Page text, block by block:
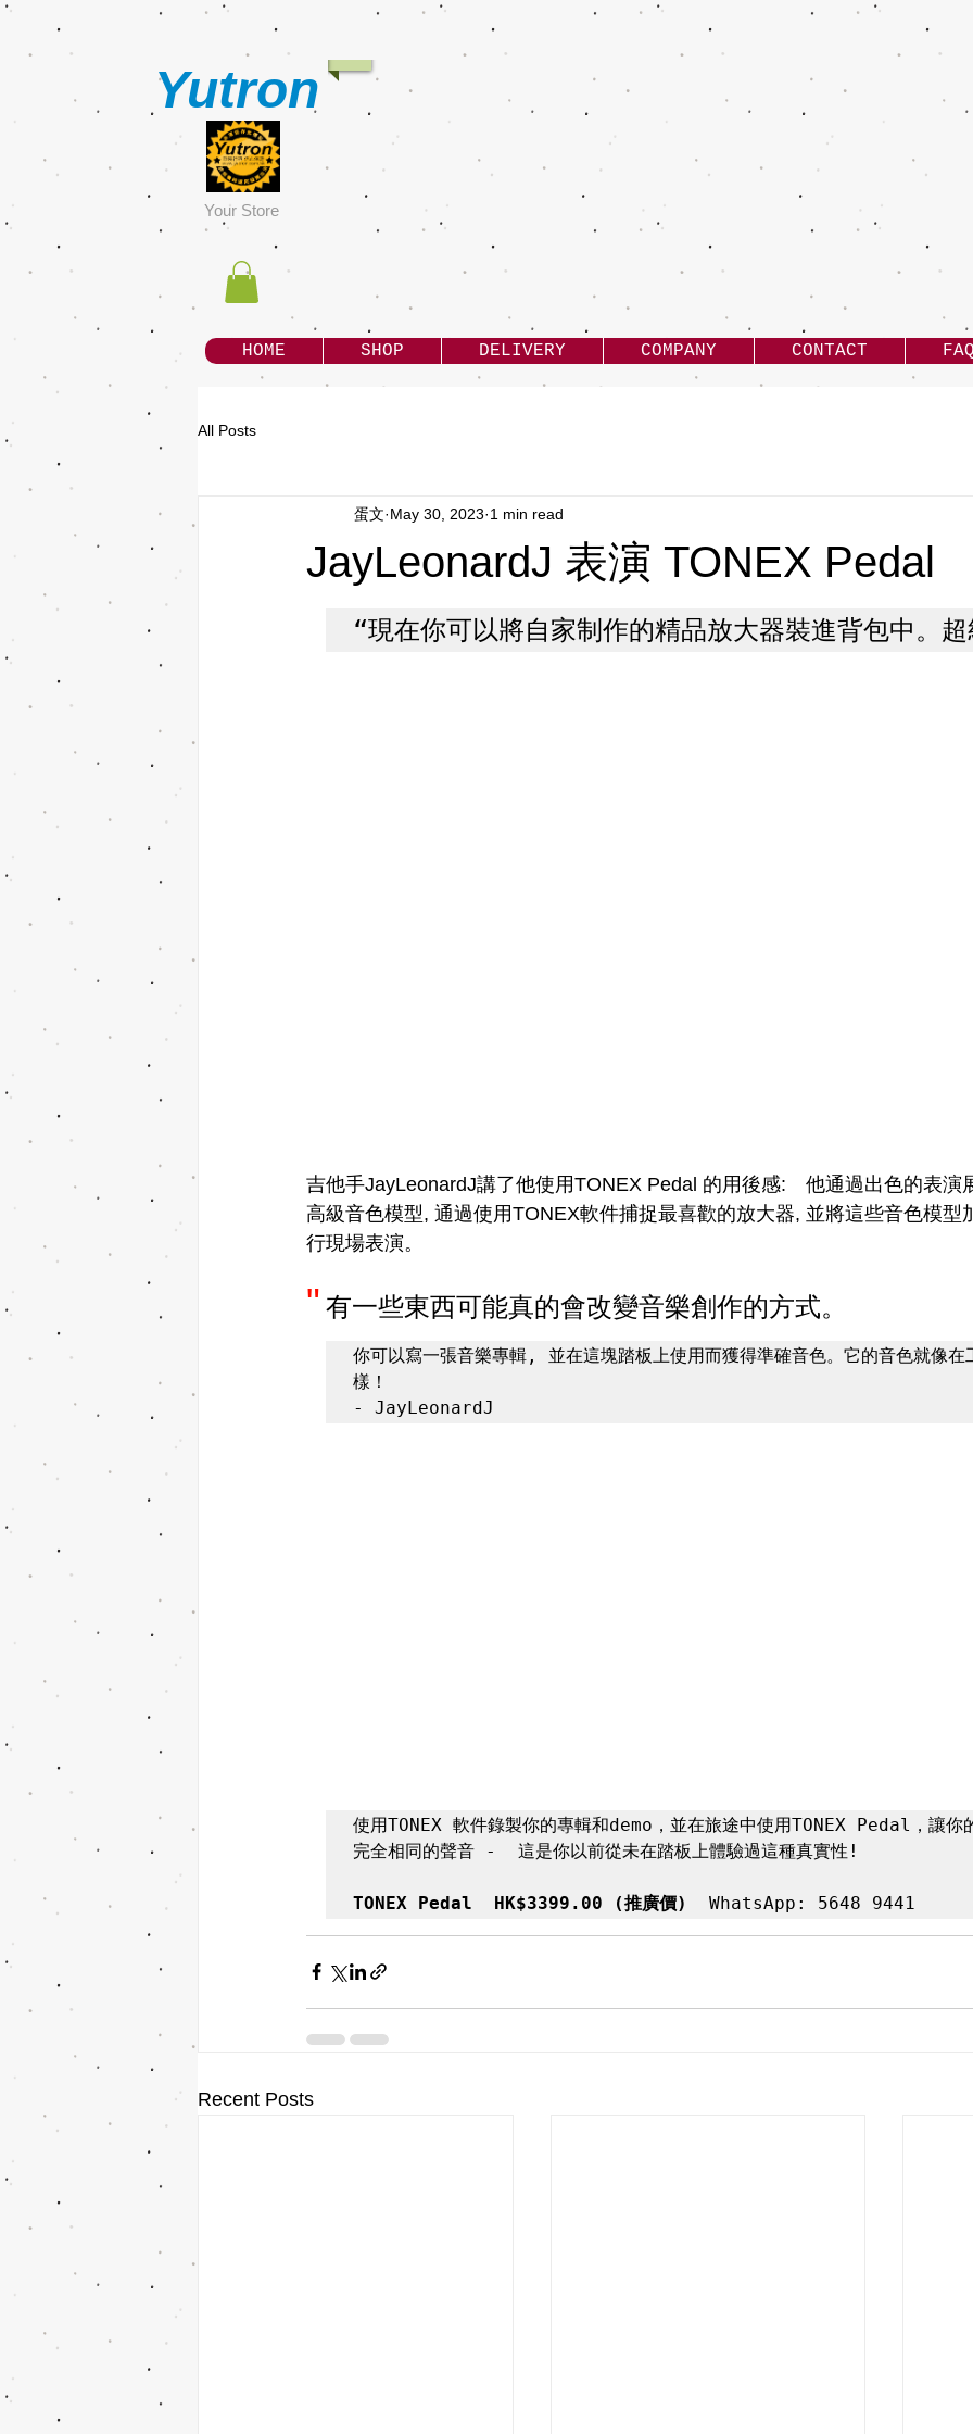
Yutron
Your Store
HOME SHOP DELIVERY COMPANY CONTACT
All Posts
JayLeonardJ 表演 TONEX Pedal
蛋文 May 30, 2023 1 min read
“現在你可以將自家制作的精品放大器裝進背包中。
吉他手JayLeonardJ講了他使用TONEX Pedal 的用後感:　他通過出色的表演
高級音色模型, 通過使用TONEX軟件捕捉最喜歡的放大器, 並將這些音色模型
行現場表演。
" 有一些東西可能真的會改變音樂創作的方式。
你可以寫一張音樂專輯, 並在這塊踏板上使用而獲得準確音色。它的音色就像在
樣！
- JayLeonardJ
使用TONEX 軟件錄製你的專輯和demo，並在旅途中使用TONEX Pedal，讓你
完全相同的聲音 -  這是你以前從未在踏板上體驗過這種真實性!
TONEX Pedal  HK$3399.00 (推廣價)
Recent Posts